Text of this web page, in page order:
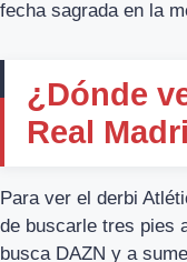
fecha sagrada en la
¿Dónde
Real
Para ver el derbi
de buscarle tres pies
busca DAZN y a